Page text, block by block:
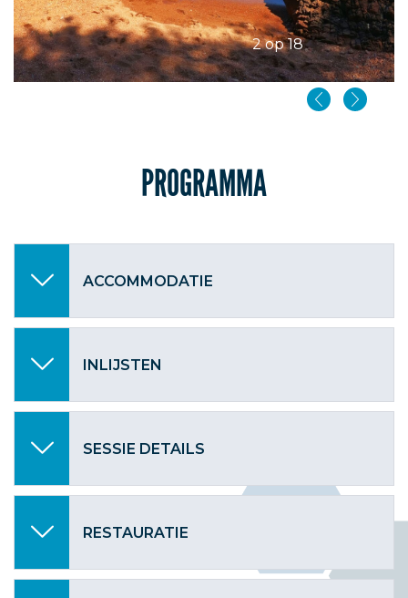
2 op 18
PROGRAMMA
ACCOMMODATIE
INLIJSTEN
SESSIE DETAILS
RESTAURATIE